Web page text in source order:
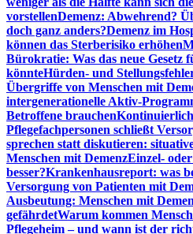
vorstellenDemenz: Abwehrend?
doch ganz anders?Demenz im
können das Sterberisiko erhöhen
Bürokratie: Was das neue Gesetz
könnteHürden- und
Übergriffe von Menschen mit
intergenerationelle Aktiv-
Betroffene brauchen
Pflegefachpersonen schließt
sprechen statt diskutieren:
Menschen mit DemenzEinzel-
besser?Krankenhausreport: was
Versorgung von Patienten mit
Ausbeutung: Menschen mit
gefährdetWarum kommen
Pflegeheim – und wann ist der